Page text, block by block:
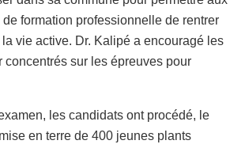
formation professionnelle de rentrer
vie active. Dr. Kalipé a encouragé les
concentrés sur les épreuves pour
les candidats ont procédé, le
en terre de 400 jeunes plants